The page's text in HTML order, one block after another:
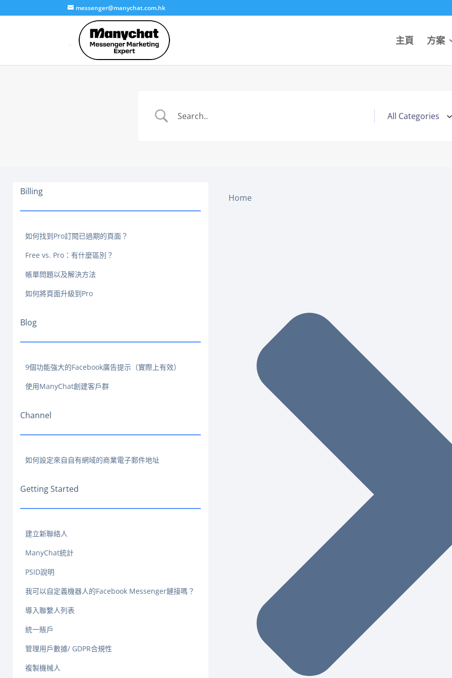
messenger@manychat.com.hk
主頁 方案
Billing
如何找到Pro訂閱已過期的頁面？
Free vs. Pro：有什麼區別？
帳單問題以及解決方法
如何將頁面升級到Pro
Blog
9個功能強大的Facebook廣告提示（實際上有效）
使用ManyChat創建客戶群
Channel
如何設定來自自有網域的商業電子郵件地址
Getting Started
建立新聯絡人
ManyChat統計
PSID說明
我可以自定義機器人的Facebook Messenger鏈接嗎？
導入聯繫人列表
統一賬戶
管理用戶數據/ GDPR合規性
複製機械人
Home